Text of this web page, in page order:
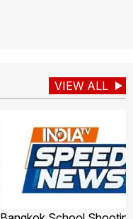
VIEW ALL